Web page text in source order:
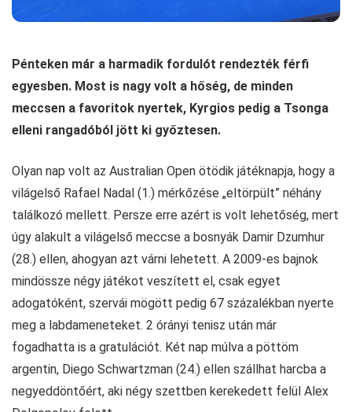
Pénteken már a harmadik fordulót rendezték férfi
egyesben. Most is nagy volt a hőség, de minden
meccsen a favoritok nyertek, Kyrgios pedig a Tsonga
elleni rangadóból jött ki győztesen.
Olyan nap volt az Australian Open ötödik játéknapja, hogy a
világelső Rafael Nadal (1.) mérkőzése „eltörpült” néhány
találkozó mellett. Persze erre azért is volt lehetőség, mert
úgy alakult a világelső meccse a bosnyák Damir Dzumhur
(28.) ellen, ahogyan azt várni lehetett. A 2009-es bajnok
mindössze négy játékot veszített el, csak egyet
adogatóként, szervái mögött pedig 67 százalékban nyerte
meg a labdameneteket. 2 órányi tenisz után már
fogadhatta is a gratulációt. Két nap múlva a pöttöm
argentin, Diego Schwartzman (24.) ellen szállhat harcba a
negyeddöntőért, aki négy szettben kerekedett felül Alex